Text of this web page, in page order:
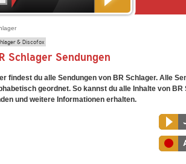
& Discofox
Schlager Sendungen
findest du alle Sendungen von BR Schlager. Alle
geordnet. So kannst du alle Inhalte von BR
und weitere Informationen erhalten.